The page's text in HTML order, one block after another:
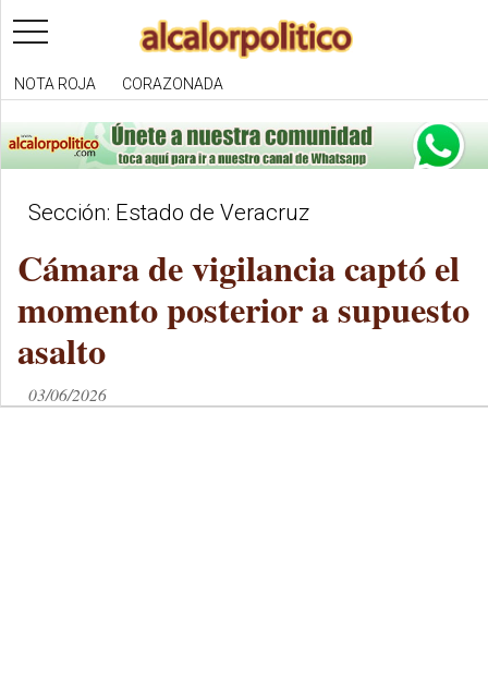
toggle
navigation
NOTA ROJA CORAZONADA
Sección: Estado de Veracruz
Cámara de vigilancia captó el
momento posterior a supuesto
asalto
03/06/2026